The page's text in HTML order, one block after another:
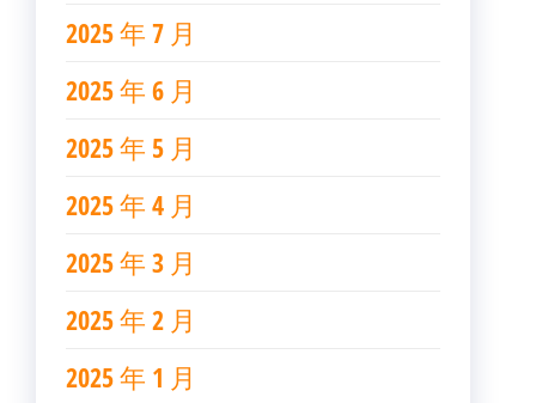
2025 年 7 月
2025 年 6 月
2025 年 5 月
2025 年 4 月
2025 年 3 月
2025 年 2 月
2025 年 1 月